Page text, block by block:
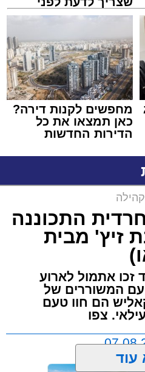
שמגישים הצעה לדירה
מחפשים לקנות דירה?
כאן תמצאו את כל
הדירות החדשות
התכוננה
זיץ' מבית
זכו אתמול לארוע
עם המשוררים של
הם חוו טעם
צפו
עוד